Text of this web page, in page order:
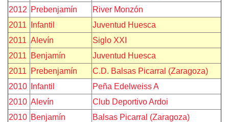
2012 Prebenjamín
River Monzón
2011
Infantil
Juventud Huesca
2011 Alevín
Siglo XXI
2011
Benjamín
Juventud Huesca
2011
Prebenjamín
C.D. Balsas Picarral (Zaragoza)
2010
Infantil
Peña Edelweiss A
2010 Alevín
Club Deportivo Ardoi
2010 Benjamín
Balsas Picarral (Zaragoza)